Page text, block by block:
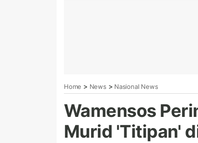
Home > News > Nasional News
Wamensos
Murid 'Titipan'